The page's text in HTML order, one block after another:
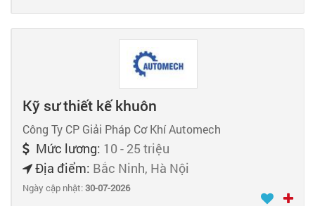
Kỹ sư thiết kế khuôn
Công Ty CP Giải Pháp Cơ Khí Automech
Mức lương: 10 - 25 triệu
Địa điểm: Bắc Ninh, Hà Nội
Ngày cập nhật:30-07-2026